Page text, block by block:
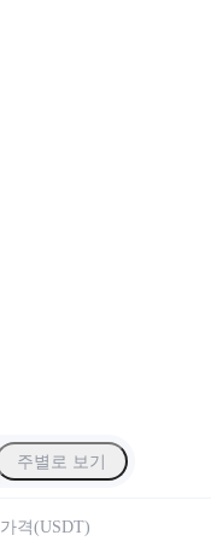
주별로 보기
가격(USDT)